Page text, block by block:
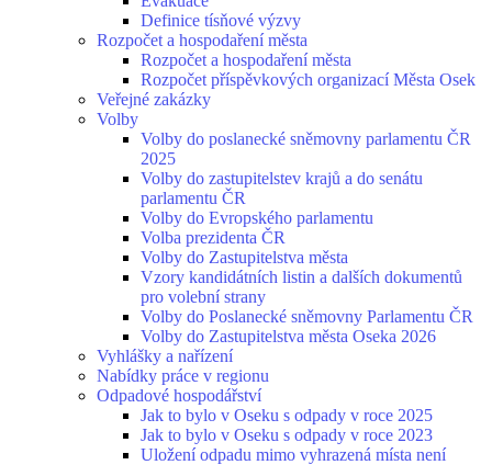
Definice tísňové výzvy
Rozpočet a hospodaření města
Rozpočet a hospodaření města
Rozpočet příspěvkových organizací Města Osek
Veřejné zakázky
Volby
Volby do poslanecké sněmovny parlamentu ČR
2025
Volby do zastupitelstev krajů a do senátu
parlamentu ČR
Volby do Evropského parlamentu
Volba prezidenta ČR
Volby do Zastupitelstva města
Vzory kandidátních listin a dalších dokumentů
pro volební strany
Volby do Poslanecké sněmovny Parlamentu ČR
Volby do Zastupitelstva města Oseka 2026
Vyhlášky a nařízení
Nabídky práce v regionu
Odpadové hospodářství
Jak to bylo v Oseku s odpady v roce 2025
Jak to bylo v Oseku s odpady v roce 2023
Uložení odpadu mimo vyhrazená místa není